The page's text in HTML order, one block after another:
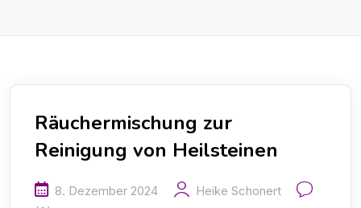
Räuchermischung zur
Reinigung von Heilsteinen
8. Dezember 2024
Heike Schonert